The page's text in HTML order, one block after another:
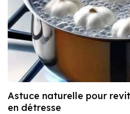
Astuce naturelle pour
en détresse